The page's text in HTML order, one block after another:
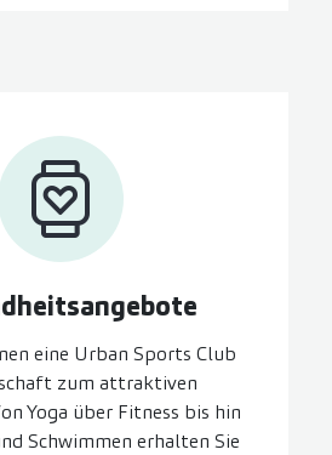
eine Urban Sports Club
zum attraktiven
Yoga über Fitness bis hin
Schwimmen erhalten Sie